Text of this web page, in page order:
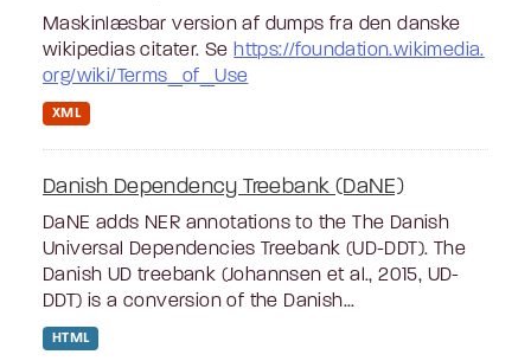
Maskinlæsbar version af dumps fra den danske
wikipedias citater. Se https://foundation.wikimedia.
org/wiki/Terms_of_Use
XML
Danish Dependency Treebank (DaNE)
DaNE adds NER annotations to the The Danish
Universal Dependencies Treebank (UD-DDT). The
Danish UD treebank (Johannsen et al., 2015, UD-
DDT) is a conversion of the Danish...
HTML